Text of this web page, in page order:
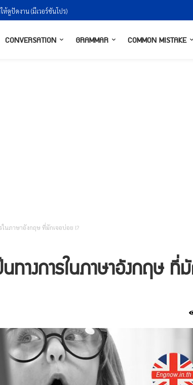
ปัดงาน (มีเวอร์ชันโปร)
ช้ต่างกันยังไงให้ธรรมชาติ
CONVERSATION GRAMMAR COMMON MISTAKE
นภาษาอังกฤษ ที่มักเจอบ่อย !?
ทางการในภาษาอังกฤษ ที่